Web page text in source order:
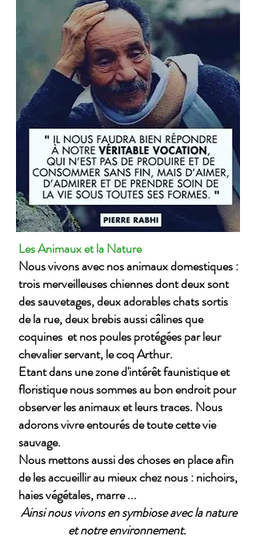
Les Animaux et la Nature
Nous vivons avec nos animaux domestiques :
trois merveilleuses chiennes dont deux sont
des sauvetages, deux adorables chats sortis
de la rue, deux brebis aussi câlines que
coquines et nos poules protégées par leur
chevalier servant, le coq Arthur.
Etant dans une zone d'intérêt faunistique et
floristiquenous sommes au bon endroit pour
observer les animaux et leurs traces. Nous
adorons vivre entourés de toute cette vie
sauvage.
Nous mettons aussi des choses en place afin
de lesaccueillirau mieux chez nous : nichoirs,
haies végétales, marre ...
Ainsi nous vivons en symbiose avec la nature
et notre environnement.